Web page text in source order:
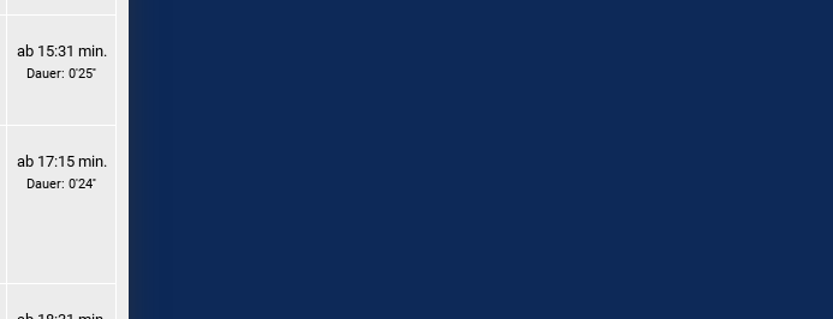
ab 15:31 min.
Dauer: 0'25''
ab 17:15 min.
Dauer: 0'24''